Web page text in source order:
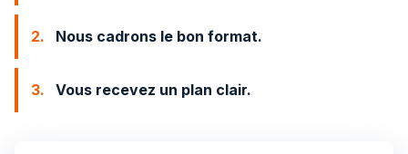
2. Nous cadrons le bon format.
3. Vous recevez un plan clair.